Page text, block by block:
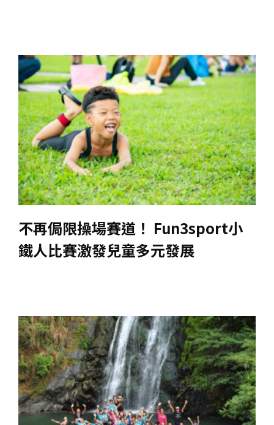
不再侷限操場賽道！ Fun3sport小
鐵人比賽激發兒童多元發展